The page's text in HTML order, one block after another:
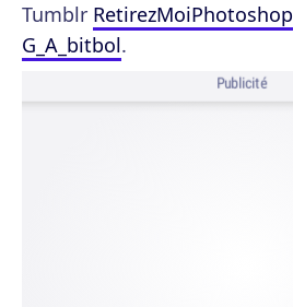
Tumblr RetirezMoiPhotoshop
G_A_bitbol.
Publicité